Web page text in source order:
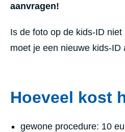
aanvragen!
Is de foto op de kids-ID
moet je een nieuwe kids-ID
Hoeveel kost
gewone procedure: 10